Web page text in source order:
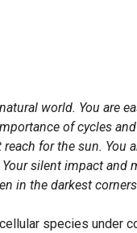
world. You are
of cycles
for the sun.
silent impact and
in the darkest
species under